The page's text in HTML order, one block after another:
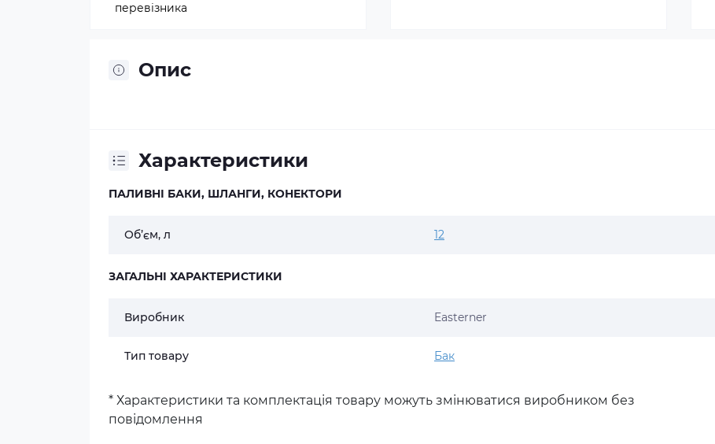
перевізника
Опис
Характеристики
ПАЛИВНІ БАКИ, ШЛАНГИ, КОНЕКТОРИ
Об’єм, л 12
ЗАГАЛЬНІ ХАРАКТЕРИСТИКИ
Виробник Easterner
Тип товару Бак
* Характеристики та комплектація товару можуть змінюватися виробником без
повідомлення